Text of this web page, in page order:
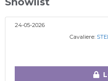
24-05-2026
Cavaliere: